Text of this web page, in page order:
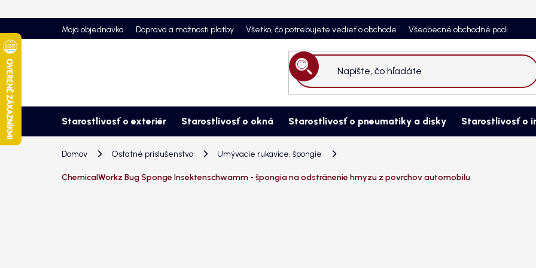
na
obsah
Moja objednávka Doprava a možnosti platby Všetko, čo potrebujete vedieť o obchode Všeobecné obchodné podmienky
Hľadať
Starostlivosť o exteriér Starostlivosť o okná Starostlivosť o pneumatiky a disky Starostlivosť o
Domov Ostatné príslušenstvo Umývacie rukavice, špongie
ChemicalWorkz Bug Sponge Insektenschwamm - špongia na odstránenie hmyzu z povrchov automobilu